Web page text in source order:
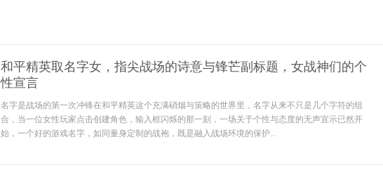
和平精英取名字女，指尖战场的诗意与锋芒副标题，女战神们的个
性宣言
名字是战场的第一次冲锋在和平精英这个充满硝烟与策略的世界里，名字从来不只是几个字符的组
合，当一位女性玩家点击创建角色，输入框闪烁的那一刻，一场关于个性与态度的无声宣示已然开
始，一个好的游戏名字，如同量身定制的战袍，既是融入战场环境的保护...